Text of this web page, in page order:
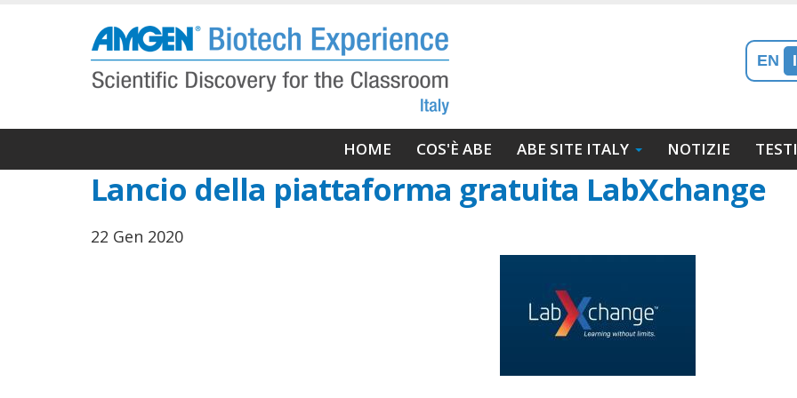
EN
Navigazione
principale
HOME COS'È ABE ABE SITE ITALY NOTIZIE
Lancio della piattaforma gratuita LabXchange
22 Gen 2020